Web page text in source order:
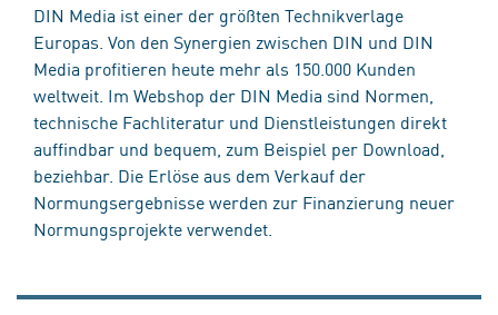
DIN Media ist einer der größten Technikverlage
Europas. Von den Synergien zwischen DIN und DIN
Media profitieren heute mehr als 150.000 Kunden
weltweit. Im Webshop der DIN Media sind Normen,
technische Fachliteratur und Dienstleistungen direkt
auffindbar und bequem, zum Beispiel per Download,
beziehbar. Die Erlöse aus dem Verkauf der
Normungsergebnisse werden zur Finanzierung neuer
Normungsprojekte verwendet.